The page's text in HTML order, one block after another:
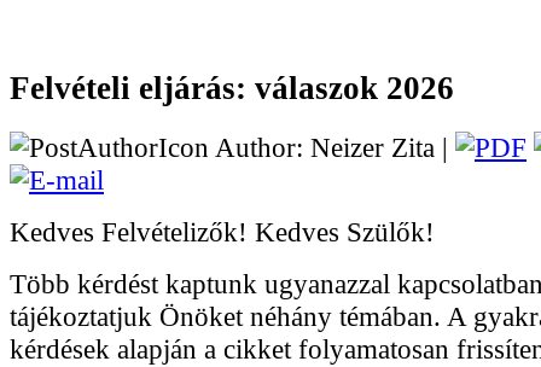
Felvételi eljárás: válaszok 2026
Author: Neizer Zita |
Kedves Felvételizők! Kedves Szülők!
Több kérdést kaptunk ugyanazzal
tájékoztatjuk Önöket néhány témában. A
kérdések alapján a cikket folyamatosan